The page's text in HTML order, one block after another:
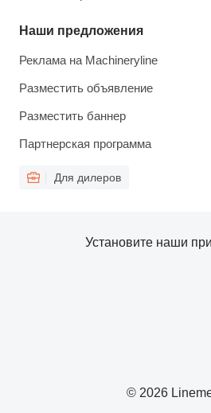
Наши предложения
Реклама на Machineryline
Разместить объявление
Разместить баннер
Партнерская программа
Для дилеров
© 2026
Установите наши